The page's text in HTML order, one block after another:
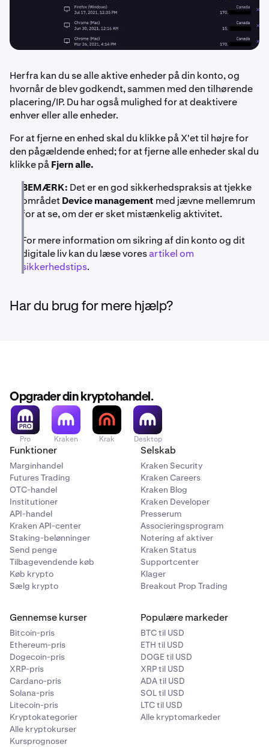
Herfra kan du se alle aktive enheder på din konto, og
hvornår de blev godkendt, sammen med den tilhørende
placering/IP. Du har også mulighed for at deaktivere
enhver eller alle enheder.
For at fjerne en enhed skal du klikke på X'et til højre for
den pågældende enhed; for at fjerne alle enheder skal du
klikke påFjern alle.
BEMÆRK: Det er en god sikkerhedspraksis at tjekke
områdetDevice management med jævne mellemrum
for at se, om der er sket mistænkelig aktivitet.
For mere information om sikring af din konto og dit
digitale liv kan du læse voresartikel om
sikkerhedstips.
Har du brug for mere hjælp?
Opgrader din kryptohandel.
Pro Kraken Krak Desktop
Funktioner
Marginhandel
Futures Trading
OTC-handel
Institutioner
API-handel
Kraken API-center
Staking-belønninger
Send penge
Tilbagevendende køb
Køb krypto
Sælg krypto
Selskab
Kraken Security
Kraken Careers
Kraken Blog
Kraken Developer
Presserum
Associeringsprogram
Notering af aktiver
Kraken Status
Supportcenter
Klager
Breakout Prop Trading
Gennemse kurser
Bitcoin-pris
Ethereum-pris
Dogecoin-pris
XRP-pris
Cardano-pris
Solana-pris
Litecoin-pris
Kryptokategorier
Alle kryptokurser
Kursprognoser
Populære markeder
BTC til USD
ETH til USD
DOGE til USD
XRP til USD
ADA til USD
SOL til USD
LTC til USD
Alle kryptomarkeder